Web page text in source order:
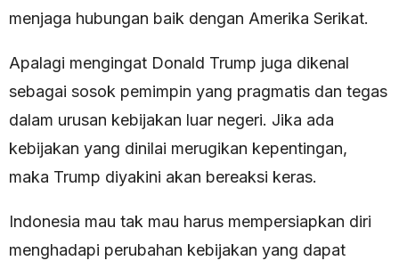
menjaga hubungan baik dengan Amerika Serikat.
Apalagi mengingat Donald Trump juga dikenal
sebagai sosok pemimpin yang pragmatis dan tegas
dalam urusan kebijakan luar negeri. Jika ada
kebijakan yang dinilai merugikan kepentingan,
maka Trump diyakini akan bereaksi keras.
Indonesia mau tak mau harus mempersiapkan diri
menghadapi perubahan kebijakan yang dapat